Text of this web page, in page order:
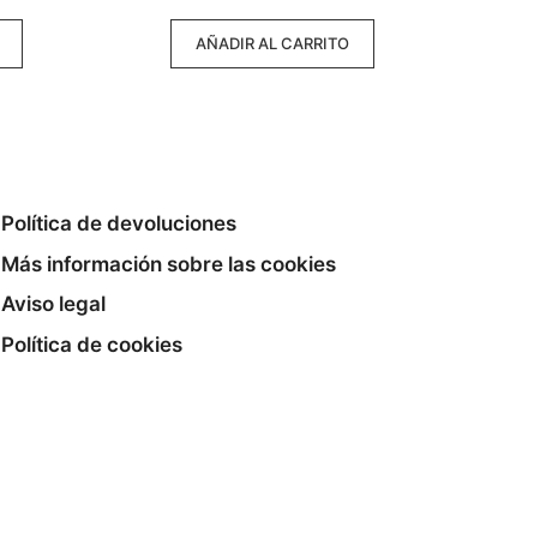
AÑADIR AL CARRITO
Política de devoluciones
Más información sobre las cookies
Aviso legal
Política de cookies